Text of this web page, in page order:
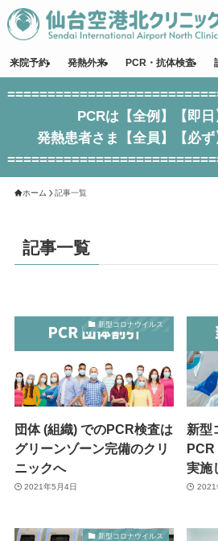
来院予約 発熱外来 PCR・抗体検査
PCRは【全例】【即
発熱患者さま【全員】【必
ホーム 記事一覧
記事一覧
新型コロナウイルス
団体 (組織) でのPCR検査は
グリーンゾーン完備のクリ
ニックへ
2021年5月4日
新型
PCR
実施
2021
新型コロナウイルス